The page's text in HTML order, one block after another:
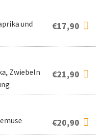
und
€17,90
Zwiebeln
€21,90
€20,90